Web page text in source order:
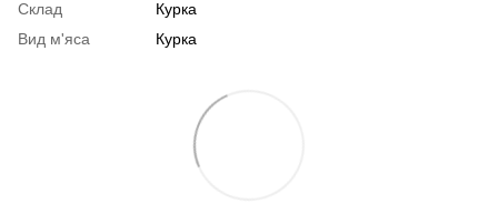
Склад
Курка
Вид м'яса
Курка